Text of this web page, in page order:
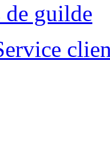
de guilde